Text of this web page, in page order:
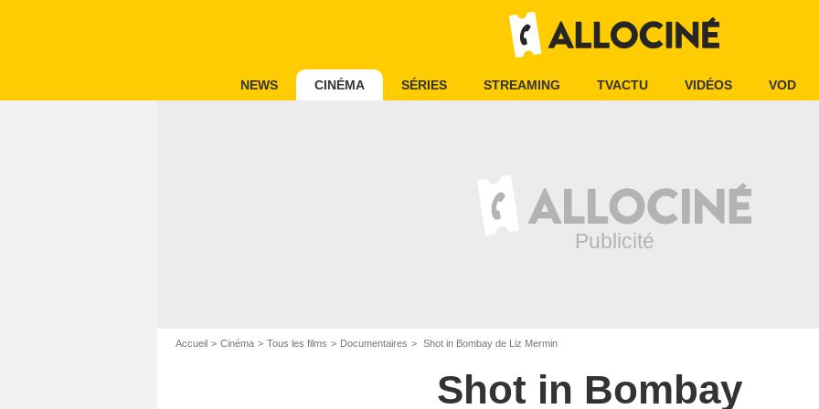
NEWS CINÉMA SÉRIES STREAMING TVACTU VIDÉOS VOD
Accueil Cinéma Tous les films Documentaires Shot in Bombay de Liz Mermin
Shot in Bombay